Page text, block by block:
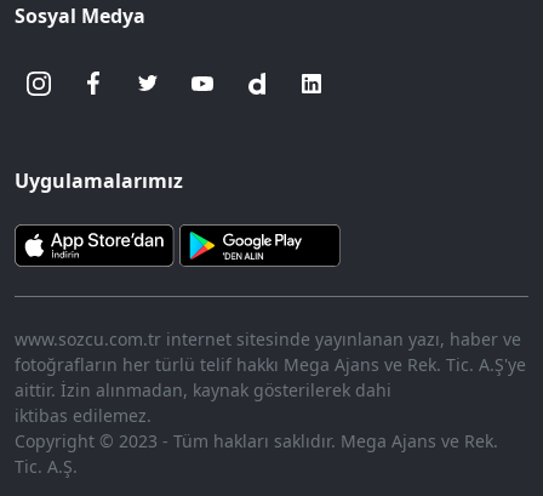
Sosyal Medya
Uygulamalarımız
www.sozcu.com.tr internet sitesinde yayınlanan yazı, haber ve
fotoğrafların her türlü telif hakkı Mega Ajans ve Rek. Tic. A.Ş'ye
aittir. İzin alınmadan, kaynak gösterilerek dahi
iktibas edilemez.
Copyright © 2023 - Tüm hakları saklıdır. Mega Ajans ve Rek.
Tic. A.Ş.